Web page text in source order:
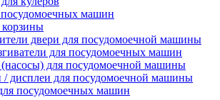
посудомоечных машин
двери для посудомоечной машины
для посудомоечных машин
для посудомоечной машины
дисплеи для посудомоечной машины
посудомоечных машин